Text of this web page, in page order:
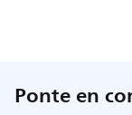
Ponte en